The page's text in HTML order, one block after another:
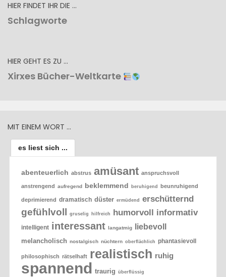
HIER FINDET IHR DIE …
Schlagworte
HIER GEHT ES ZU …
Xirxes Bücher-Weltkarte
MIT EINEM WORT …
es liest sich ...
abenteuerlich abstrus amüsant anspruchsvoll
anstrengend aufregend beklemmend beruhigend beunruhigend
deprimierend dramatisch düster ermüdend erschütternd
gefühlvoll gruselig hilfreich humorvoll informativ
intelligent interessant langatmig liebevoll
melancholisch nostalgisch nüchtern oberflächlich phantasievoll
philosophisch rätselhaft realistisch ruhig
spannend traurig überflüssig